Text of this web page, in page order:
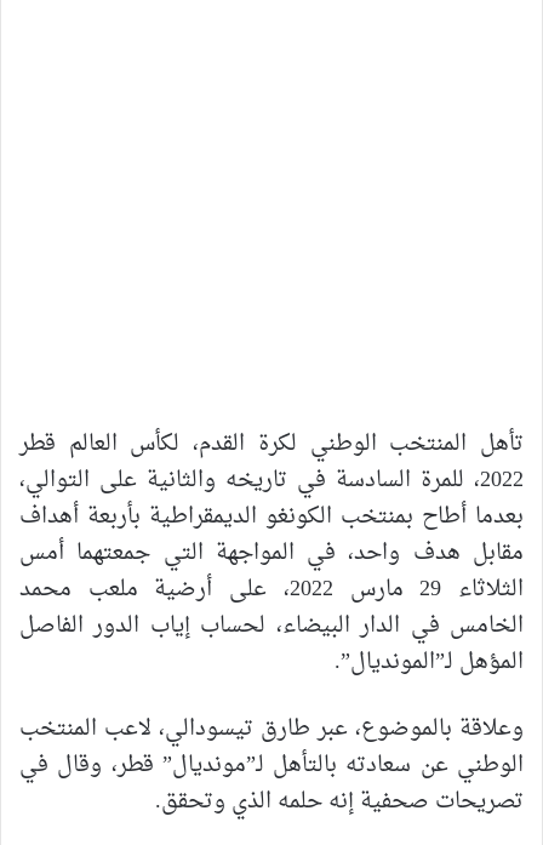
تأهل المنتخب الوطني لكرة القدم، لكأس العالم قطر
2022، للمرة السادسة في تاريخه والثانية على التوالي،
بعدما أطاح بمنتخب الكونغو الديمقراطية بأربعة أهداف
مقابل هدف واحد، في المواجهة التي جمعتهما أمس
الثلاثاء 29 مارس 2022، على أرضية ملعب محمد
الخامس في الدار البيضاء، لحساب إياب الدور الفاصل
المؤهل لـ”المونديال”.
وعلاقة بالموضوع، عبر طارق تيسودالي، لاعب المنتخب
الوطني عن سعادته بالتأهل لـ”مونديال” قطر، وقال في
تصريحات صحفية إنه حلمه الذي وتحقق.